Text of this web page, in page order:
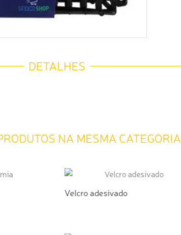
DETALHES
NA MESMA CATEGORIA
Velcro adesivado